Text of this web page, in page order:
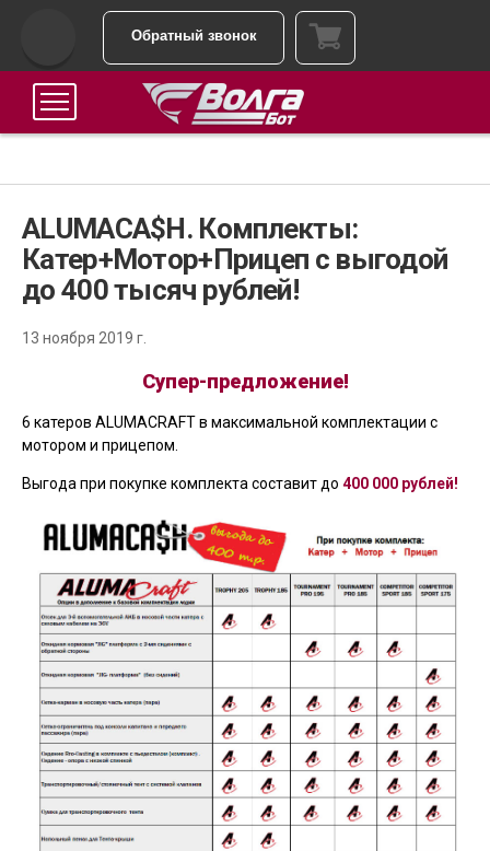
Обратный звонок
ALUMACA$H. Комплекты:
Катер+Мотор+Прицеп с выгодой
до 400 тысяч рублей!
13 ноября 2019 г.
Супер-предложение!
6 катеров ALUMACRAFT в максимальной комплектации с
мотором и прицепом.
Выгода при покупке комплекта составит до 400 000 рублей!